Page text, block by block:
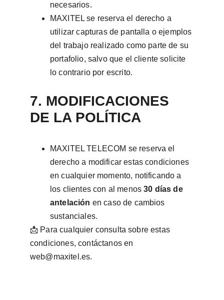
necesarios.
MAXITEL se reserva el derecho a
utilizar capturas de pantalla o ejemplos
del trabajo realizado como parte de su
portafolio, salvo que el cliente solicite
lo contrario por escrito.
7. MODIFICACIONES
DE LA POLÍTICA
MAXITEL TELECOM se reserva el
derecho a modificar estas condiciones
en cualquier momento, notificando a
los clientes con al menos 30 días de
antelación en caso de cambios
sustanciales.
📩 Para cualquier consulta sobre estas
condiciones, contáctanos en
web@maxitel.es.